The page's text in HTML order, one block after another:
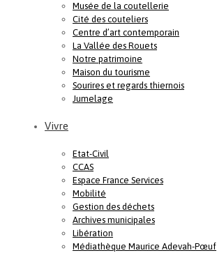
Musée de la coutellerie
Cité des couteliers
Centre d’art contemporain
La Vallée des Rouets
Notre patrimoine
Maison du tourisme
Sourires et regards thiernois
Jumelage
Vivre
Etat-Civil
CCAS
Espace France Services
Mobilité
Gestion des déchets
Archives municipales
Libération
Médiathèque Maurice Adevah-Pœuf